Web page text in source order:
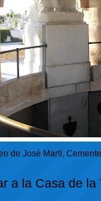
de José Martí,
a la Casa de